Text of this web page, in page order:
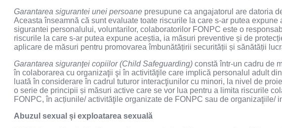
Garantarea sigurantei unei persoane presupune ca angajatorul are datoria
Aceasta înseamnă că sunt evaluate toate riscurile la care s-ar putea
sigurantei personalului, voluntarilor, colaboratorilor FONPC este o
riscurile la care s-ar putea expune aceștia, ia măsuri preventive și de
aplicare de măsuri pentru promovarea îmbunătățirii securității și sănătății
Garantarea siguranţei copiilor (Child Safeguarding) constă într-un cadru de
în colaborarea cu organizaţii şi în activităţile care implică personalul adult
luată în considerare în cadrul tuturor interacţiunilor cu minori, la nivel de
o serie de principii și măsuri active care se vor lua pentru a limita riscurile
FONPC, în acțiunile/ activităţile organizate de FONPC sau de organizaţiile/
Abuzul sexual și exploatarea sexuală